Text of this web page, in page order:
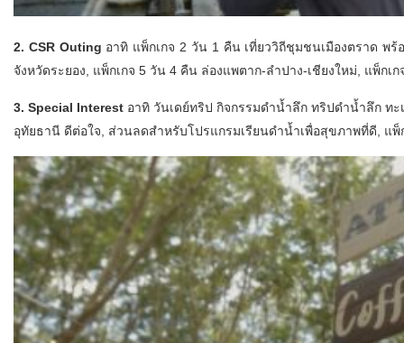
2. CSR Outing อาทิ แพ็กเกจ 2 วัน 1 คืน เที่ยววิถีชุมชนเมืองตราด พ
จังหวัดระยอง, แพ็กเกจ 5 วัน 4 คืน ล่องแพตาก-ลำปาง-เชียงใหม่, แพ็กเ
3. Special Interest อาทิ วันเดย์ทริป กิจกรรมดำน้ำลึก ทริปดำน้ำลึก ทะ
อุทัยธานี ดีต่อใจ, ส่วนลดสำหรับโปรแกรมเรียนดำน้ำเพื่อสุขภาพที่ดี, แ